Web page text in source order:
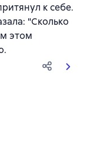
к себе.
"Сколько
этом